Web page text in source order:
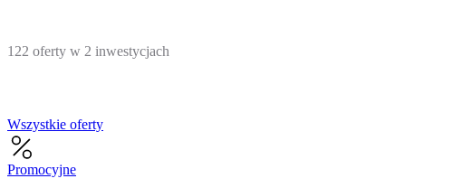
122 oferty w 2 inwestycjach
Wszystkie oferty
Promocyjne